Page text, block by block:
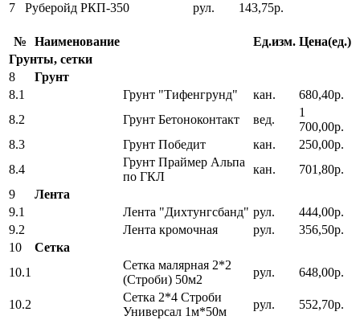
7
Руберойд РКП-350 рул. 143,75р.
№ Наименование Ед.изм. Цена(ед.)
Грунты, сетки
8
Грунт
8.1
Грунт "Тифенгрунд" кан.
680,40р.
8.2
Грунт Бетоноконтакт вед.
1
700,00р.
8.3
Грунт Победит кан.
250,00р.
8.4
Грунт Праймер Альпа
по ГКЛ
кан.
701,80р.
9
Лента
9.1
Лента "Дихтунгсбанд" рул.
444,00р.
9.2
Лента кромочная рул.
356,50р.
10
Сетка
10.1
Сетка малярная 2*2
(Строби) 50м2
рул. 648,00р.
10.2
Сетка 2*4 Строби
Универсал 1м*50м
рул. 552,70р.